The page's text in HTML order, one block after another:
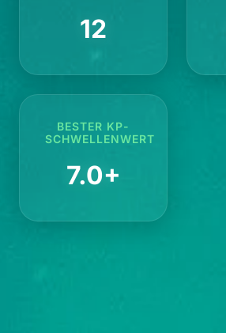
12
BESTER KP-
SCHWELLENWERT
7.0+